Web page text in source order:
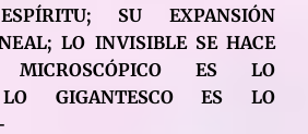
SU EXPANSIÓN
LO INVISIBLE SE HACE
ES LO
LO GIGANTESCO ES LO